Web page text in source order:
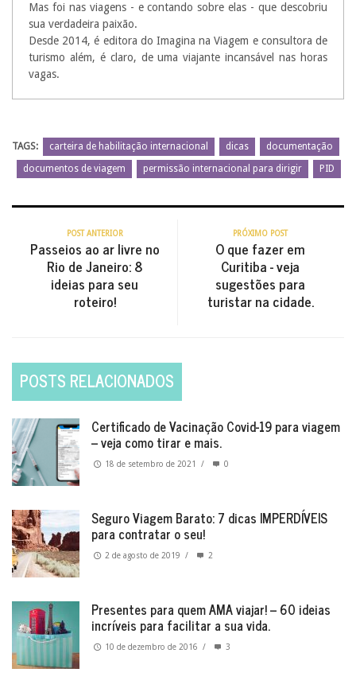
Mas foi nas viagens - e contando sobre elas - que descobriu
sua verdadeira paixão.
Desde 2014, é editora do Imagina na Viagem e consultora de
turismo além, é claro, de uma viajante incansável nas horas
vagas.
TAGS: carteira de habilitação internacional dicas
documentação
documentos de viagem
permissão internacional para dirigir PID
POST ANTERIOR
Passeios ao ar livre no
Rio de Janeiro: 8
ideias para seu
roteiro!
PRÓXIMO POST
O que fazer em
Curitiba - veja
sugestões para
turistar na cidade.
POSTS RELACIONADOS
Certificado de Vacinação Covid-19 para viagem
– veja como tirar e mais.
18 de setembro de 2021 / 0
Seguro Viagem Barato: 7 dicas IMPERDÍVEIS
para contratar o seu!
2 de agosto de 2019 / 2
Presentes para quem AMA viajar! – 60 ideias
incríveis para facilitar a sua vida.
10 de dezembro de 2016 / 3